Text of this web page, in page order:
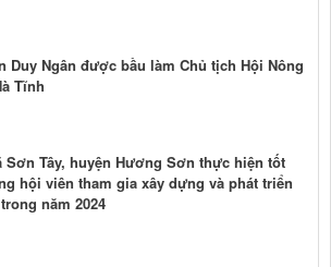
Duy Ngân được bầu làm Chủ tịch Hội Nông
Tĩnh
Sơn Tây, huyện Hương Sơn thực hiện tốt
hội viên tham gia xây dựng và phát triển
năm 2024